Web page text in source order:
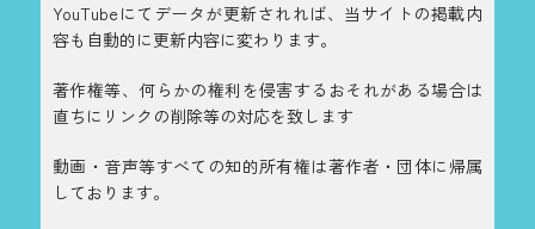
YouTubeにてデータが更新されれば、当サイトの掲載内
容も自動的に更新内容に変わります。
著作権等、何らかの権利を侵害するおそれがある場合は
直ちにリンクの削除等の対応を致します
動画・音声等すべての知的所有権は著作者・団体に帰属
しております。